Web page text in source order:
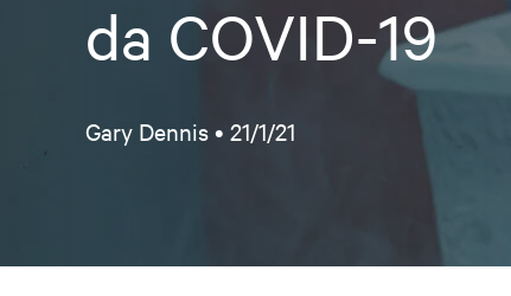
da COVID-19
Gary Dennis • 21/1/21